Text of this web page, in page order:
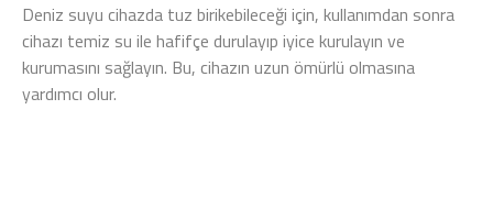
Deniz suyu cihazda tuz birikebileceği için, kullanımdan sonra
cihazı temiz su ile hafifçe durulayıp iyice kurulayın ve
kurumasını sağlayın. Bu, cihazın uzun ömürlü olmasına
yardımcı olur.